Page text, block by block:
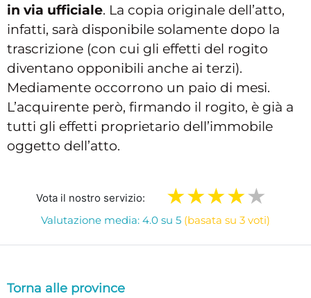
in via ufficiale. La copia originale dell’atto,
infatti, sarà disponibile solamente dopo la
trascrizione (con cui gli effetti del rogito
diventano opponibili anche ai terzi).
Mediamente occorrono un paio di mesi.
L’acquirente però, firmando il rogito, è già a
tutti gli effetti proprietario dell’immobile
oggetto dell’atto.
Vota il nostro servizio:
Valutazione media: 4.0 su 5 (basata su 3 voti)
Torna alle province